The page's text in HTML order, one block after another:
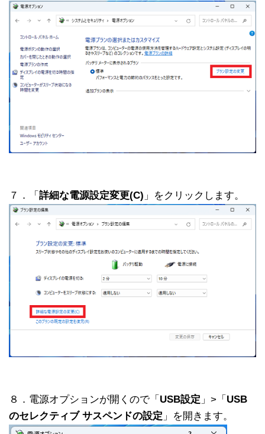
７．「 詳細な電源設定変更(C) 」をクリックします。
８．電源オプションが開くので「 USB設定 」>「 USB
のセレクティブ サスペンドの設定 」を開きます。